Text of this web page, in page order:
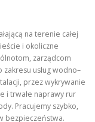
na terenie całej
i okoliczne
zarządcom
usług wodno–
przez wykrywanie
i trwałe naprawy rur
Pracujemy szybko,
bezpieczeństwa.